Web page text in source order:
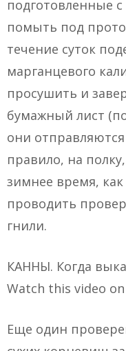
подготовленные
помыть под
течение суток
марганцевого
просушить и
бумажный лист
они
правило, на
зимнее время, как
проводить
гнили.
КАННЫ. Когда
Watch this video
Еще один